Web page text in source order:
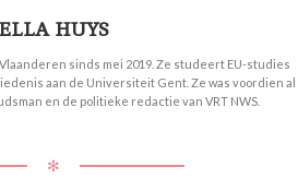
ELLA HUYS
sinds mei 2019. Ze studeert EU-studies
aan de Universiteit Gent. Ze was voordien al
en de politieke redactie van VRT NWS.
✻